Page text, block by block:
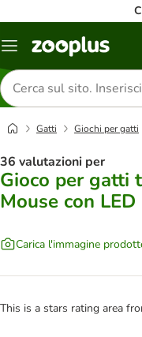
Overview
Cerca
prodotti
Gatti Giochi per gatti
36 valutazioni per
Gioco per gatti
Mouse con LED
Carica l'immagine
This is a stars rating area